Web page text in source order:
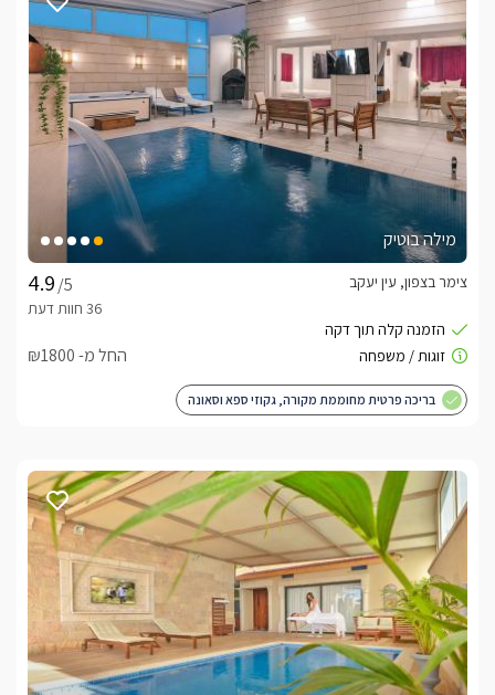
מעודכנים ומאומתים. תוכלו לבדוק ולבצע הזמנה באהבה רבה ♥
לפרטים נוספים או שאלות אנחנו פה לשירותכם
בברכה, מורן/ליאת -052-9787461
לצפייה באטרקציות ומסעדות בקרבת סוויטת רויאל
גולד - לחצו כאן
מילה בוטיק
/5
צימר בצפון, עין יעקב
החל מ- ₪1800
בריכה פרטית מחוממת מקורה, גקוזי ספא וסאונה